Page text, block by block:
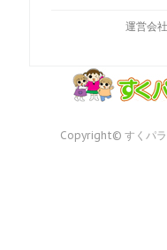
運営会社
Copyright© すくパ